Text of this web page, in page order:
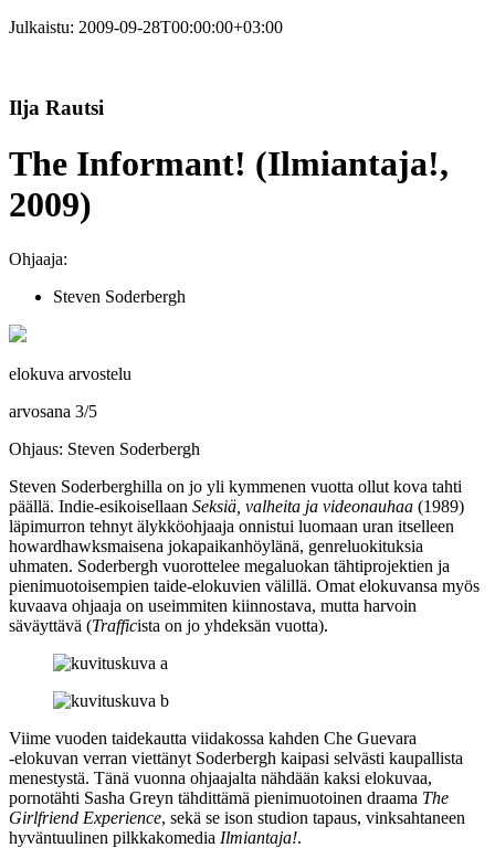
Julkaistu: 2009-09-28T00:00:00+03:00
Ilja Rautsi
The Informant! (Ilmiantaja!,
2009)
Ohjaaja:
Steven Soderbergh
elokuva arvostelu
arvosana 3/5
Ohjaus: Steven Soderbergh
Steven Soderberghilla on jo yli kymmenen vuotta ollut kova tahti
päällä. Indie-esikoisellaan Seksiä, valheita ja videonauhaa (1989)
läpimurron tehnyt älykköohjaaja onnistui luomaan uran itselleen
howardhawksmaisena jokapaikanhöylänä, genreluokituksia
uhmaten. Soderbergh vuorottelee megaluokan tähtiprojektien ja
pienimuotoisempien taide-elokuvien välillä. Omat elokuvansa myös
kuvaava ohjaaja on useimmiten kiinnostava, mutta harvoin
säväyttävä (Trafficista on jo yhdeksän vuotta).
Viime vuoden taidekautta viidakossa kahden Che Guevara
‑elokuvan verran viettänyt Soderbergh kaipasi selvästi kaupallista
menestystä. Tänä vuonna ohjaajalta nähdään kaksi elokuvaa,
pornotähti Sasha Greyn tähdittämä pienimuotoinen draama The
Girlfriend Experience, sekä se ison studion tapaus, vinksahtaneen
hyväntuulinen pilkkakomedia Ilmiantaja!.